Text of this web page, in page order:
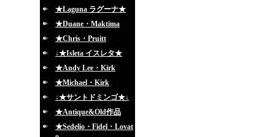
★Laguna ラグーナ★
★Duane・Maktima
★Chris・Pruitt
↓★Isleta イスレタ★
★Andy Lee・Kirk
★Michael・Kirk
↓★サントドミンゴ★↓
★Antique&Old作品
★Sedelio・Fidel・Lovat